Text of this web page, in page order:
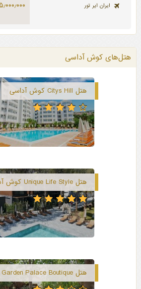
ایران ایر تور
هتل‌های کوش آداسی
هتل Citys Hill کوش آداسی
هتل Unique Life Style کوش آداسی
هتل Garden Palace Boutique کوش آداسی